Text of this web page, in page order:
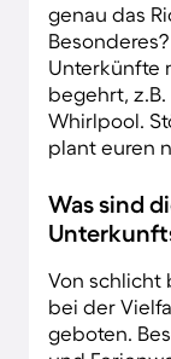
genau das
Unterkünfte
begehrt,
Whirlpool.
plant euren
Was sind
Von schlicht
bei der
geboten.